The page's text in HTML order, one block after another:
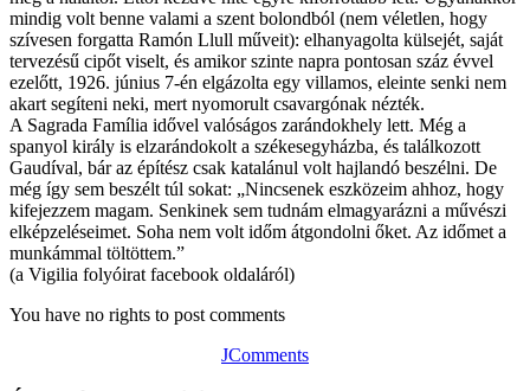
mindig volt benne valami a szent bolondból (nem véletlen, hogy
szívesen forgatta Ramón Llull műveit): elhanyagolta külsejét, saját
tervezésű cipőt viselt, és amikor szinte napra pontosan száz évvel
ezelőtt, 1926. június 7-én elgázolta egy villamos, eleinte senki nem
akart segíteni neki, mert nyomorult csavargónak nézték.
A Sagrada Família idővel valóságos zarándokhely lett. Még a
spanyol király is elzarándokolt a székesegyházba, és találkozott
Gaudíval, bár az építész csak katalánul volt hajlandó beszélni. De
még így sem beszélt túl sokat: „Nincsenek eszközeim ahhoz, hogy
kifejezzem magam. Senkinek sem tudnám elmagyarázni a művészi
elképzeléseimet. Soha nem volt időm átgondolni őket. Az időmet a
munkámmal töltöttem.”
(a Vigilia folyóirat facebook oldaláról)
You have no rights to post comments
JComments